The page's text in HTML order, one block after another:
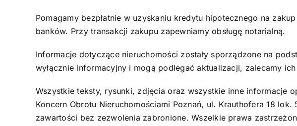
Pomagamy bezpłatnie w uzyskaniu kredytu hipotecznego na
banków. Przy transakcji zakupu zapewniamy obsługę notarialną.
Informacje dotyczące nieruchomości zostały sporządzone na
wyłącznie informacyjny i mogą podlegać aktualizacji, zalecamy
Wszystkie teksty, rysunki, zdjęcia oraz wszystkie inne informacje
Koncern Obrotu Nieruchomościami Poznań, ul. Krauthofera 18
zawartości bez zezwolenia zabronione. Wszelkie prawa